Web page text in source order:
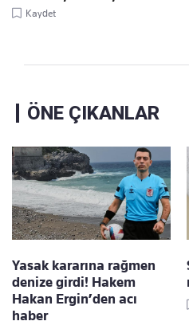
Kaydet
ÖNE ÇIKANLAR
Yasak kararına rağmen
denize girdi! Hakem
Hakan Ergin’den acı
haber